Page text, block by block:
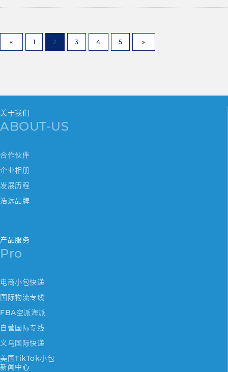
« 1 2 3 4 5 »
关于我们
ABOUT-US
合作伙伴
企业相册
发展历程
浩远品牌
产品服务
Pro
电商小包快递
国际物流专线
FBA空派海派
自营国际专线
义乌国际快递
美国TikTok小包
新闻中心